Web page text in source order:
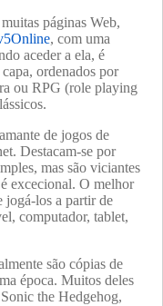
páginas Web,
, com uma
aceder a ela, é
ordenados por
ou RPG (role playing
de jogos de
Destacam-se por
mas são viciantes
excecional. O melhor
jogá-los a partir de
computador, tablet,
são cópias de
época. Muitos deles
the Hedgehog,